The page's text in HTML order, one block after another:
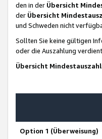
den in der Übersicht
der Übersicht
und Schweden nicht
Sollten Sie keine gültigen
oder die Auszahlung
Übersicht
Option 1 (Überweisung)